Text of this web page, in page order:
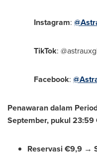
Instagram:
TikTok:
Facebook:
Penawaran dalam
September, pukul 23:59
Reservasi €9,9 →